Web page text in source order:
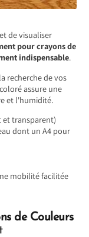
de visualiser
pour crayons de
indispensable.
recherche de vos
assure une
et l'humidité.
et transparent)
dont un A4 pour
mobilité facilitée
de Couleurs